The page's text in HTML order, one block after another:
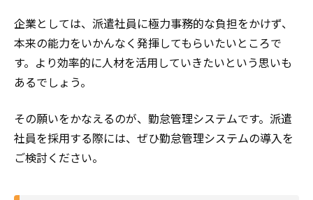
企業としては、派遣社員に極力事務的な負担をかけず、
本来の能力をいかんなく発揮してもらいたいところで
す。より効率的に人材を活用していきたいという思いも
あるでしょう。
その願いをかなえるのが、勤怠管理システムです。派遣
社員を採用する際には、ぜひ勤怠管理システムの導入を
ご検討ください。